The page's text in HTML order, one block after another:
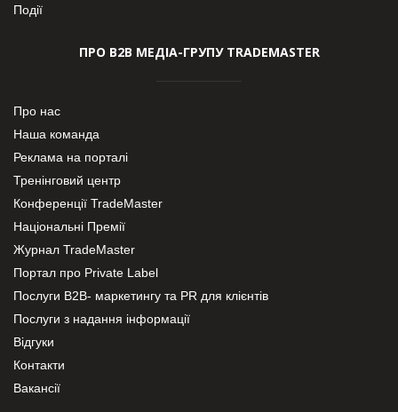
Події
ПРО В2В МЕДІА-ГРУПУ TRADEMASTER
Про нас
Наша команда
Реклама на порталі
Тренінговий центр
Конференції TradeMaster
Національні Премії
Журнал TradeMaster
Портал про Private Label
Послуги В2В- маркетингу та PR для клієнтів
Послуги з надання інформації
Відгуки
Контакти
Вакансії